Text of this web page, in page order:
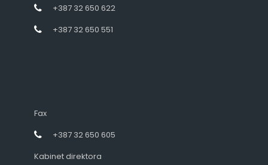
+387 32 650 622
+387 32 650 551
Fax
+387 32 650 605
Kabinet direktora